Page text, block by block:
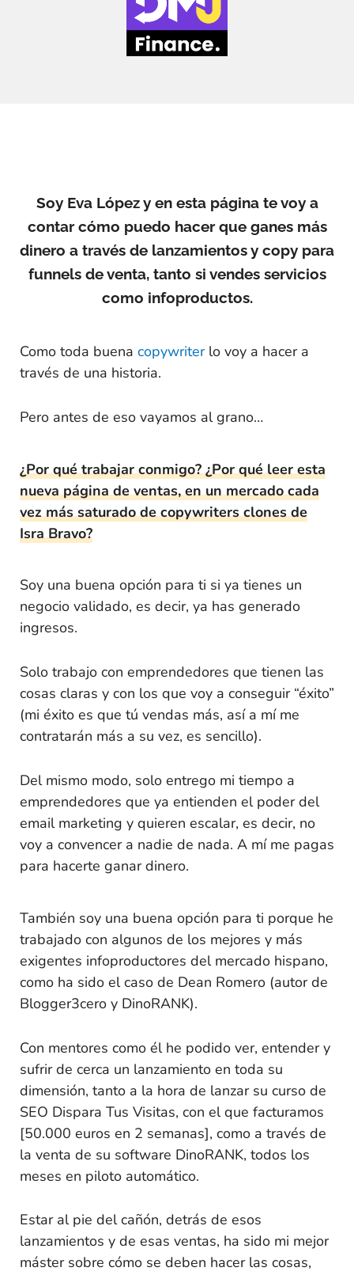
Soy Eva López y en esta página te voy a
contar cómo puedo hacer que ganes más
dinero a través de lanzamientos y copy para
funnels de venta, tanto si vendes servicios
como infoproductos.
Como toda buena copywriterlo voy a hacer a
través de una historia.
Pero antes de eso vayamos al grano…
¿Por qué trabajar conmigo? ¿Por qué leer esta
nueva página de ventas, en un mercado cada
vez más saturado de copywriters clones de
Isra Bravo?
Soy una buena opción para ti si ya tienes un
negocio validado, es decir, ya has generado
ingresos.
Solo trabajo con emprendedores que tienen las
cosas claras y con los que voy a conseguir “éxito”
(mi éxito es que tú vendas más, así a mí me
contratarán más a su vez, es sencillo).
Del mismo modo, solo entrego mi tiempo a
emprendedores que ya entienden el poder del
email marketing y quieren escalar, es decir, no
voy a convencer a nadie de nada. A mí me pagas
para hacerte ganar dinero.
También soy una buena opción para ti porque he
trabajado con algunos de los mejores y más
exigentes infoproductores del mercado hispano,
como ha sido el caso de Dean Romero (autor de
Blogger3cero y DinoRANK).
Con mentores como él he podido ver, entender y
sufrir de cerca un lanzamiento en toda su
dimensión, tanto a la hora de lanzar su curso de
SEO Dispara Tus Visitas, con el que facturamos
[50.000 euros en 2 semanas], como a través de
la venta de su software DinoRANK, todos los
meses en piloto automático.
Estar al pie del cañón, detrás de esos
lanzamientos y de esas ventas, ha sido mi mejor
máster sobre cómo se deben hacer las cosas,